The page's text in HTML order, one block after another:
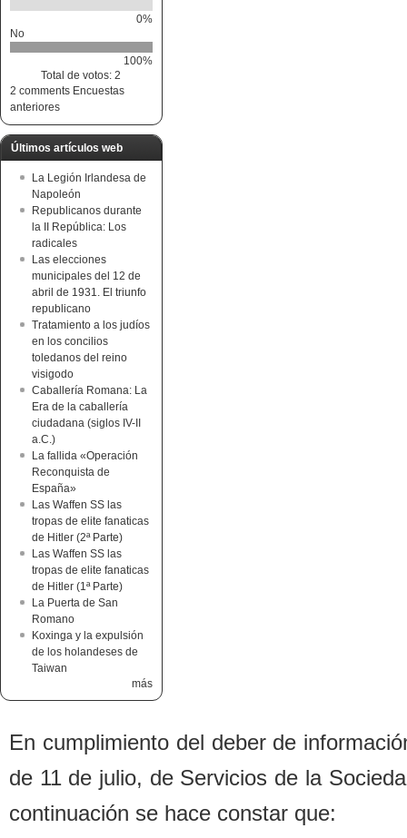
0%
No
100%
Total de votos: 2
2 comments Encuestas
anteriores
Últimos artículos web
La Legión Irlandesa de
Napoleón
Republicanos durante
la II República: Los
radicales
Las elecciones
municipales del 12 de
abril de 1931. El triunfo
republicano
Tratamiento a los judíos
en los concilios
toledanos del reino
visigodo
Caballería Romana: La
Era de la caballería
ciudadana (siglos IV-II
a.C.)
La fallida «Operación
Reconquista de
España»
Las Waffen SS las
tropas de elite fanaticas
de Hitler (2ª Parte)
Las Waffen SS las
tropas de elite fanaticas
de Hitler (1ª Parte)
La Puerta de San
Romano
Koxinga y la expulsión
de los holandeses de
Taiwan
más
En cumplimiento del deber de
de 11 de julio, de Servicios de la
continuación se hace constar que: